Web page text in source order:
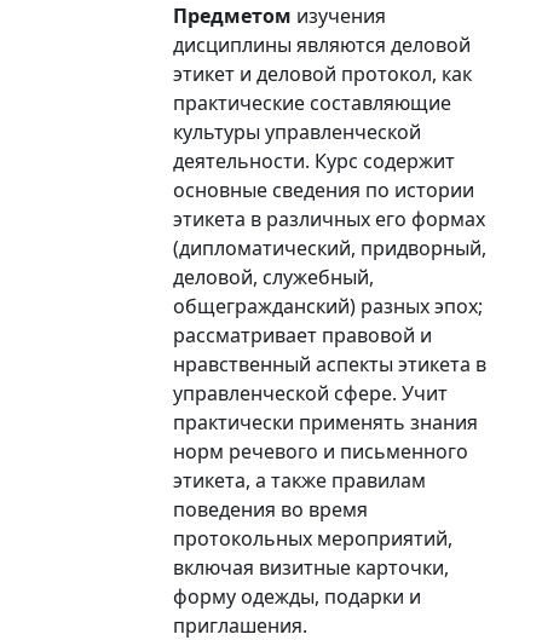
Предметом изучения
дисциплины являются деловой
этикет и деловой протокол, как
практические составляющие
культуры управленческой
деятельности. Курс содержит
основные сведения по истории
этикета в различных его формах
(дипломатический, придворный,
деловой, служебный,
общегражданский) разных эпох;
рассматривает правовой и
нравственный аспекты этикета в
управленческой сфере. Учит
практически применять знания
норм речевого и письменного
этикета, а также правилам
поведения во время
протокольных мероприятий,
включая визитные карточки,
форму одежды, подарки и
приглашения.